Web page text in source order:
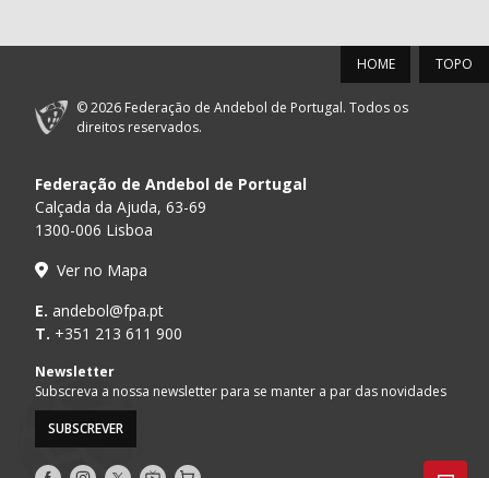
TOPO
HOME
© 2026 Federação de Andebol de Portugal. Todos os
direitos reservados.
Federação de Andebol de Portugal
Calçada da Ajuda, 63-69
1300-006 Lisboa
Ver no Mapa
E. andebol@fpa.pt
T. +351 213 611 900
Newsletter
Subscreva a nossa newsletter para se manter a par das novidades
SUBSCREVER